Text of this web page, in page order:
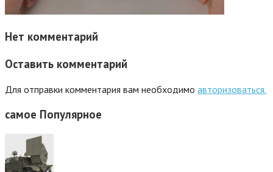
Нет комментарий
Оставить комментарий
Для отправки комментария вам необходимо авторизоваться.
самое Популярное